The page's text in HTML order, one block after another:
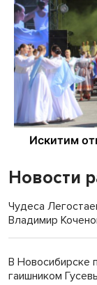
Новости
Чудеса
Владимир
В Новосибирске
гаишником